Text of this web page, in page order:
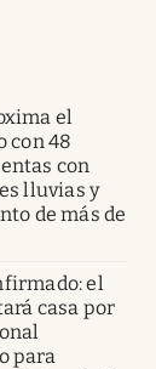
el
con 48
con
lluvias y
de más de
el
casa por
para